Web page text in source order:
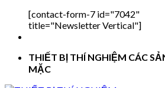
[contact-form-7 id="7042"
title="Newsletter Vertical"]
THIẾT BỊ THÍ NGHIỆM CÁC
MẶC